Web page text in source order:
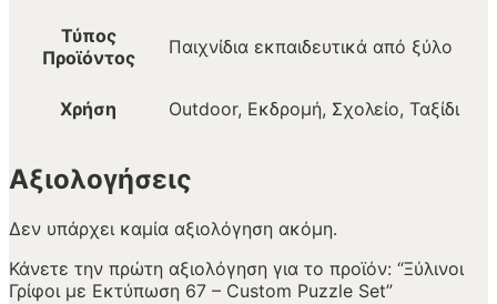
Τύπος
Προϊόντος
Παιχνίδια εκπαιδευτικά από ξύλο
Χρήση Outdoor, Εκδρομή, Σχολείο, Ταξίδι
Αξιολογήσεις
Δεν υπάρχει καμία αξιολόγηση ακόμη.
Κάνετε την πρώτη αξιολόγηση για το προϊόν: “Ξύλινοι
Γρίφοι με Εκτύπωση 67 – Custom Puzzle Set”